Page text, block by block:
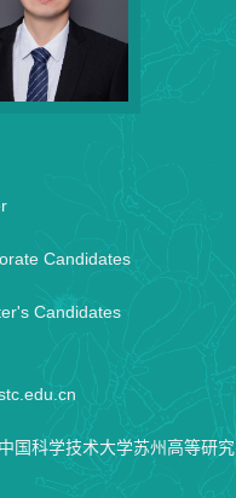
Candidates
Candidates
国科学技术大学苏州高等研究